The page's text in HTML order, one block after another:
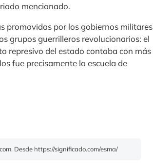
mencionado.
promovidas por los gobiernos militares
grupos guerrilleros revolucionarios: el
represivo del estado contaba con más
fue precisamente la escuela de
Desde https://significado.com/esma/